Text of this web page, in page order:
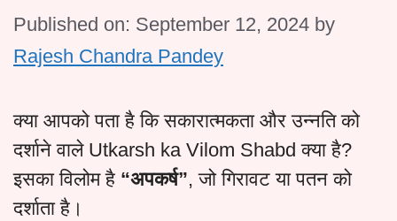
Published on: September 12, 2024 by
Rajesh Chandra Pandey
क्या आपको पता है कि सकारात्मकता और उन्नति को
दर्शाने वाले Utkarsh ka Vilom Shabd क्या है?
इसका विलोम है “अपकर्ष”, जो गिरावट या पतन को
दर्शाता है।